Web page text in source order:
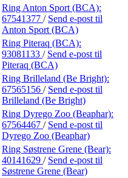
Ring Anton Sport (BCA):
67541377 / Send e-post til
Anton Sport (BCA)
Ring Piteraq (BCA):
93081133 / Send e-post til
Piteraq (BCA)
Ring Brilleland (Be Bright):
67565156 / Send e-post til
Brilleland (Be Bright)
Ring Dyrego Zoo (Beaphar):
67564467 / Send e-post til
Dyrego Zoo (Beaphar)
Ring Søstrene Grene (Bear):
40141629 / Send e-post til
Søstrene Grene (Bear)